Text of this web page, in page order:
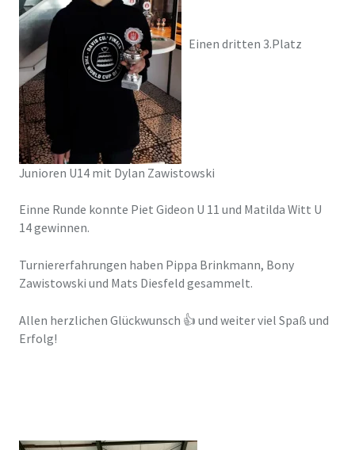
Einen dritten 3.Platz
Junioren U14 mit Dylan Zawistowski
Einne Runde konnte Piet Gideon U 11 und Matilda Witt U
14 gewinnen.
Turniererfahrungen haben Pippa Brinkmann, Bony
Zawistowski und Mats Diesfeld gesammelt.
Allen herzlichen Glückwunsch 👍 und weiter viel Spaß und
Erfolg!